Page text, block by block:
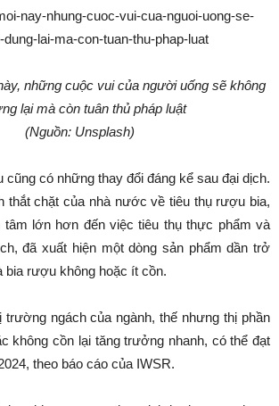
những cuộc vui của người uống sẽ không
lại mà còn tuân thủ pháp luật
(Nguồn: Unsplash)
có những thay đổi đáng kể sau đại dịch.
thắt chặt của nhà nước về tiêu thụ rượu bia,
tâm lớn hơn đến việc tiêu thụ thực phẩm và
đã xuất hiện một dòng sản phẩm dần trở
bia rượu không hoặc ít cồn.
ngách của ngành, thế nhưng thị phần
không cồn lại tăng trưởng nhanh, có thể đạt
theo báo cáo của IWSR.